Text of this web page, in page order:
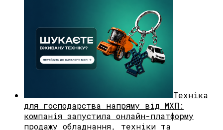
Техніка
для господарства напряму від МХП:
компанія запустила онлайн-платформу
продажу обладнання, техніки та